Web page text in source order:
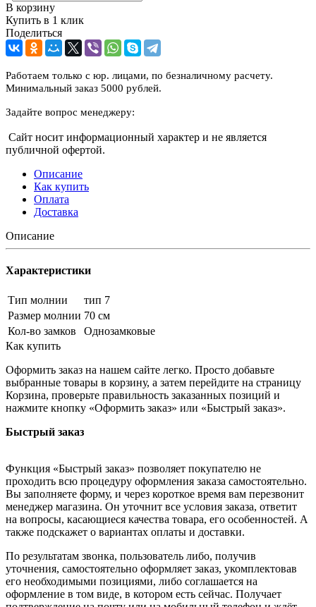
В корзину
Купить в 1 клик
Поделиться
Работаем только с юр. лицами, по безналичному расчету.
Минимальный заказ 5000 рублей.
Задайте вопрос менеджеру:
Сайт носит информационный характер и не является
публичной офертой.
Описание
Как купить
Оплата
Доставка
Описание
Характеристики
Тип молнии
тип 7
Размер молнии 70 см
Кол-во замков
Однозамковые
Как купить
Оформить заказ на нашем сайте легко. Просто добавьте
выбранные товары в корзину, а затем перейдите на страницу
Корзина, проверьте правильность заказанных позиций и
нажмите кнопку «Оформить заказ» или «Быстрый заказ».
Быстрый заказ
Функция «Быстрый заказ» позволяет покупателю не
проходить всю процедуру оформления заказа самостоятельно.
Вы заполняете форму, и через короткое время вам перезвонит
менеджер магазина. Он уточнит все условия заказа, ответит
на вопросы, касающиеся качества товара, его особенностей. А
также подскажет о вариантах оплаты и доставки.
По результатам звонка, пользователь либо, получив
уточнения, самостоятельно оформляет заказ, укомплектовав
его необходимыми позициями, либо соглашается на
оформление в том виде, в котором есть сейчас. Получает